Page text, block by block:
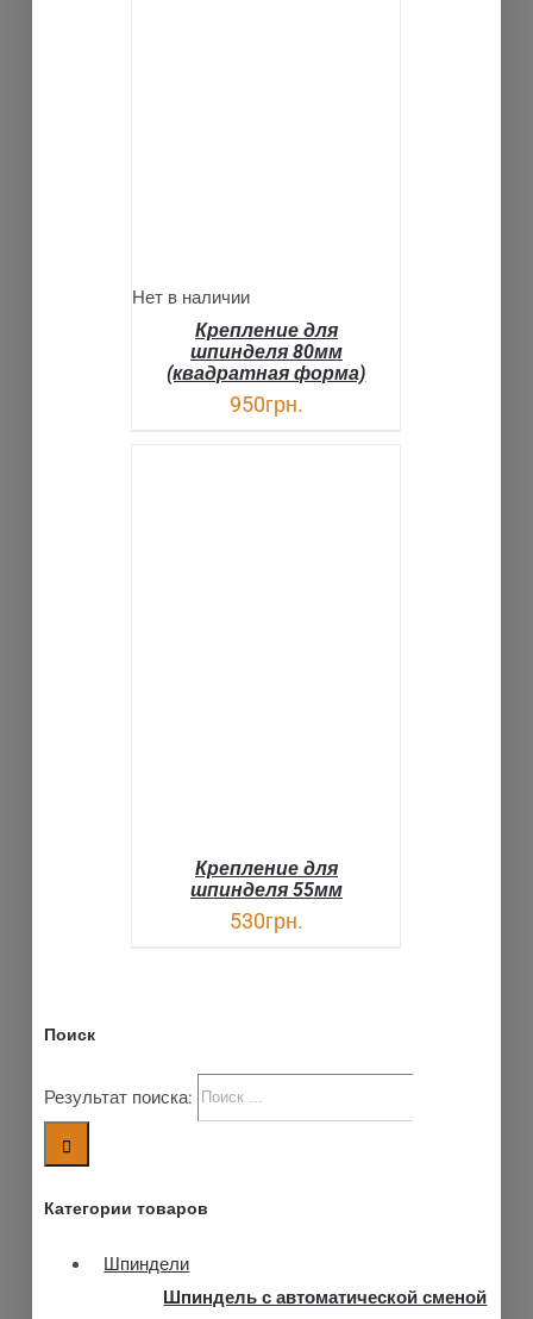
Нет в наличии
Крепление для
шпинделя 80мм
(квадратная форма)
950грн.
Крепление для
шпинделя 55мм
530грн.
Поиск
Результат поиска:
Категории товаров
Шпиндели
Шпиндель с автоматической сменой